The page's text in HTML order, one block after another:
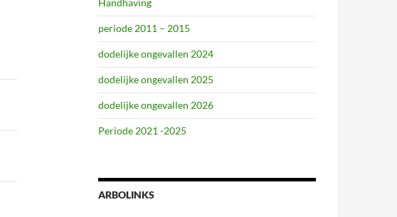
Handhaving
periode 2011 – 2015
dodelijke ongevallen 2024
dodelijke ongevallen 2025
dodelijke ongevallen 2026
Periode 2021 -2025
ARBOLINKS